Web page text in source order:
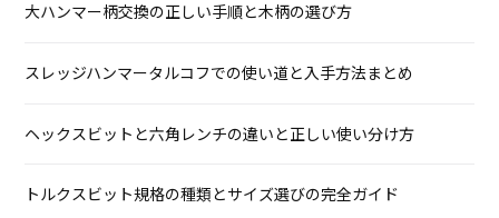
大ハンマー柄交換の正しい手順と木柄の選び方
スレッジハンマータルコフでの使い道と入手方法まとめ
ヘックスビットと六角レンチの違いと正しい使い分け方
トルクスビット規格の種類とサイズ選びの完全ガイド